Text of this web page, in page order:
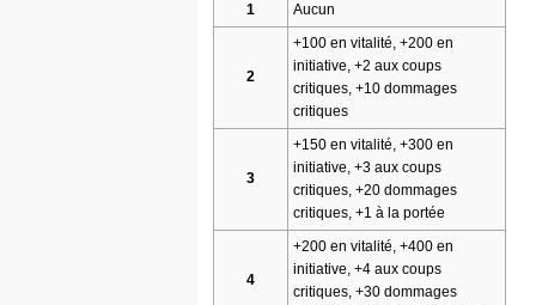
1 Aucun
2
+100 en vitalité, +200 en
initiative, +2 aux coups
critiques, +10 dommages
critiques
3
+150 en vitalité, +300 en
initiative, +3 aux coups
critiques, +20 dommages
critiques, +1 à la portée
4
+200 en vitalité, +400 en
initiative, +4 aux coups
critiques, +30 dommages